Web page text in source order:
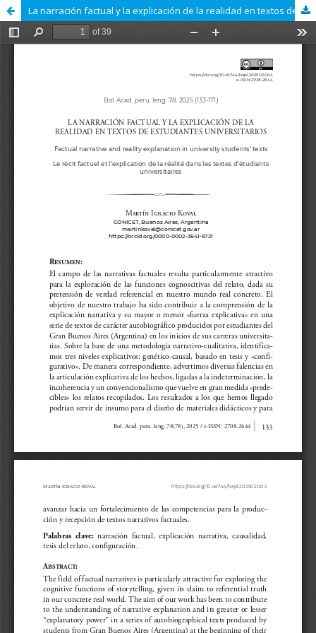
La narración factual y la explicación de la realidad en textos de estudiantes universitarios